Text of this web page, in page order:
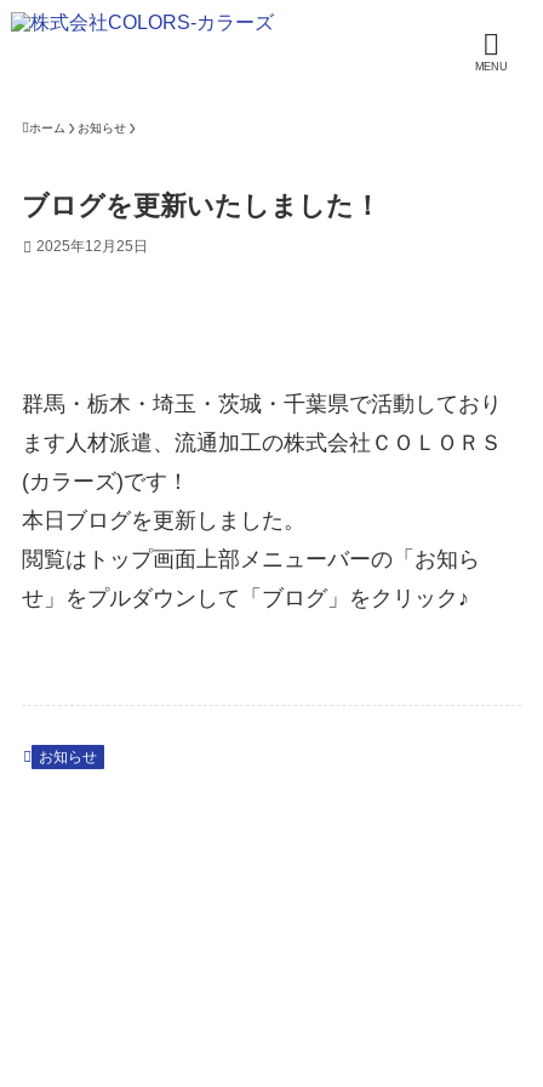
MENU
ホーム お知らせ
ブログを更新いたしました！
2025年12月25日
群馬・栃木・埼玉・茨城・千葉県で活動しており
ます人材派遣、流通加工の株式会社ＣＯＬＯＲＳ
(カラーズ)です！
本日ブログを更新しました。
閲覧はトップ画面上部メニューバーの「お知ら
せ」をプルダウンして「ブログ」をクリック♪
お知らせ